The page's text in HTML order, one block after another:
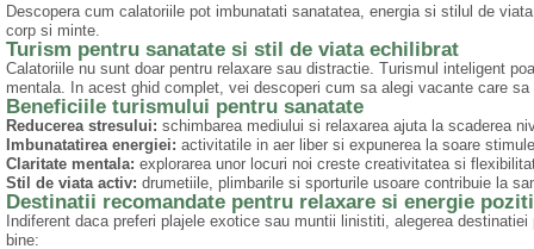
Descopera cum calatoriile pot imbunatati sanatatea, energia si stilul de
corp si minte.
Turism pentru sanatate si stil de viata echilibrat
Calatoriile nu sunt doar pentru relaxare sau distractie. Turismul inteligent
mentala. In acest ghid complet, vei descoperi cum sa alegi vacante care
Beneficiile turismului pentru sanatate
Reducerea stresului: schimbarea mediului si relaxarea ajuta la scaderea
Imbunatatirea energiei: activitatile in aer liber si expunerea la soare
Claritate mentala: explorarea unor locuri noi creste creativitatea si
Stil de viata activ: drumetiile, plimbarile si sporturile usoare contribuie la
Destinatii recomandate pentru relaxare si energie
Indiferent daca preferi plajele exotice sau muntii linistiti, alegerea
bine: